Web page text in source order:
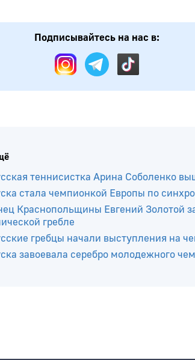
на нас в:
теннисистка Арина Соболенко
стала чемпионкой Европы по
Краснопольщины Евгений Золотой